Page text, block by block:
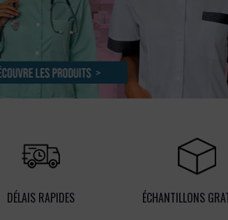
DÉLAIS RAPIDES ÉCHANTILLONS